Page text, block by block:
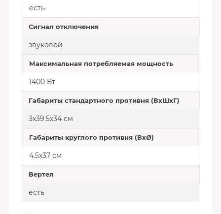
есть
Сигнал отключения
звуковой
Максимальная потребляемая мощность
1400 Вт
Габариты стандартного противня (ВхШхГ)
3х39.5х34 см
Габариты круглого противня (ВхØ)
4.5х37 см
Вертел
есть